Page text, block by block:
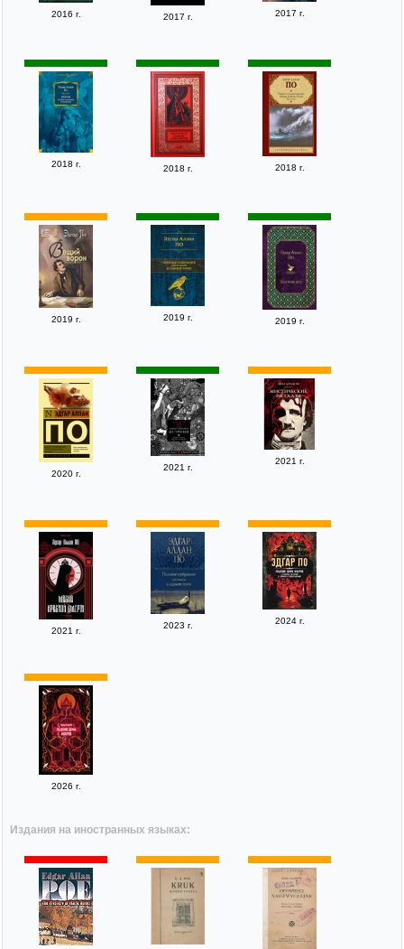
2016 г. 2017 г. 2017 г.
2018 г. 2018 г. 2018 г.
2019 г. 2019 г. 2019 г.
2020 г.
2021 г.
2021 г.
2021 г.
2023 г. 2024 г.
2026 г.
Издания на иностранных языках: